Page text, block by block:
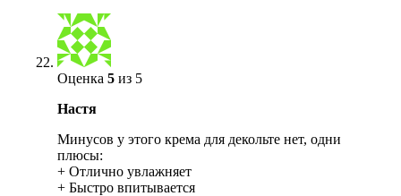
Оценка 5 из 5
Настя
Минусов у этого крема для декольте нет, одни
плюсы:
+ Отлично увлажняет
+ Быстро впитывается